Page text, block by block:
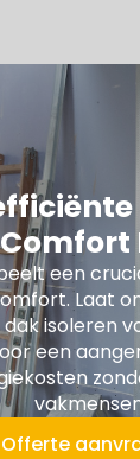
een
Laat
isoleren
een
Offerte